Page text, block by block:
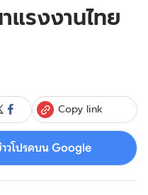
รงงานไทย
Copy link
วโปรดบน Google